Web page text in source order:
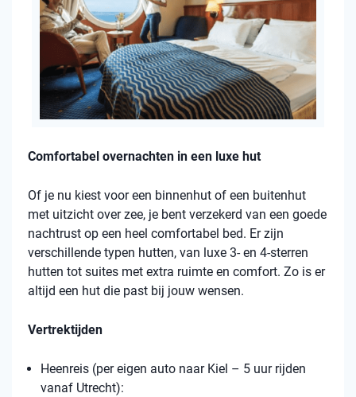
Comfortabel overnachten in een luxe hut
Of je nu kiest voor een binnenhut of een buitenhut
met uitzicht over zee, je bent verzekerd van een goede
nachtrust op een heel comfortabel bed. Er zijn
verschillende typen hutten, van luxe 3- en 4-sterren
hutten tot suites met extra ruimte en comfort. Zo is er
altijd een hut die past bij jouw wensen.
Vertrektijden
Heenreis (per eigen auto naar Kiel – 5 uur rijden
vanaf Utrecht):